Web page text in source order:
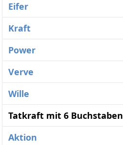
Eifer
Kraft
Power
Verve
Wille
Tatkraft mit 6 Buchstaben
Aktion